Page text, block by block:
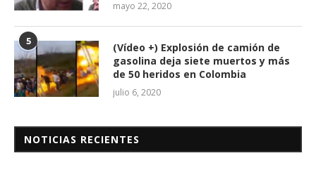
mayo 22, 2020
5
(Vídeo +) Explosión de camión de
gasolina deja siete muertos y más
de 50 heridos en Colombia
julio 6, 2020
NOTICIAS RECIENTES